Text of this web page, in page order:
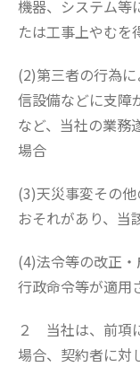
機器、システム等
たは工事上やむを
(2)第三者の行為
信設備などに支障
など、当社の業務
場合
(3)天災事変その
おそれがあり、当
(4)法令等の改正
行政命令等が適用
２ 当社は、前項
場合、契約者に対